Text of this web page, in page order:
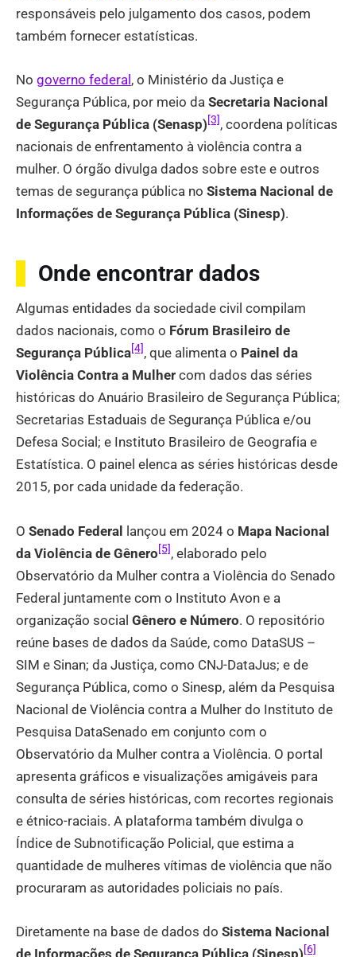
responsáveis pelo julgamento dos casos, podem
também fornecer estatísticas.
No governo federal, o Ministério da Justiça e
Segurança Pública, por meio da Secretaria Nacional
de Segurança Pública (Senasp)[3], coordena políticas
nacionais de enfrentamento à violência contra a
mulher. O órgão divulga dados sobre este e outros
temas de segurança pública no Sistema Nacional de
Informações de Segurança Pública (Sinesp).
Onde encontrar dados
Algumas entidades da sociedade civil compilam
dados nacionais, como o Fórum Brasileiro de
Segurança Pública [4] , que alimenta o Painel da
Violência Contra a Mulher com dados das séries
históricas do Anuário Brasileiro de Segurança Pública;
Secretarias Estaduais de Segurança Pública e/ou
Defesa Social; e Instituto Brasileiro de Geografia e
Estatística. O painel elenca as séries históricas desde
2015, por cada unidade da federação.
O Senado Federal lançou em 2024 o Mapa Nacional
da Violência de Gênero[5], elaborado pelo
Observatório da Mulher contra a Violência do Senado
Federal juntamente com o Instituto Avon e a
organização social Gênero e Número. O repositório
reúne bases de dados da Saúde, como DataSUS –
SIM e Sinan; da Justiça, como CNJ-DataJus; e de
Segurança Pública, como o Sinesp, além da Pesquisa
Nacional de Violência contra a Mulher do Instituto de
Pesquisa DataSenado em conjunto com o
Observatório da Mulher contra a Violência. O portal
apresenta gráficos e visualizações amigáveis para
consulta de séries históricas, com recortes regionais
e étnico-raciais. A plataforma também divulga o
Índice de Subnotificação Policial, que estima a
quantidade de mulheres vítimas de violência que não
procuraram as autoridades policiais no país.
Diretamente na base de dados do Sistema Nacional
de Informações de Segurança Pública (Sinesp)[6]